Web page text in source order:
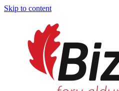
Skip to content